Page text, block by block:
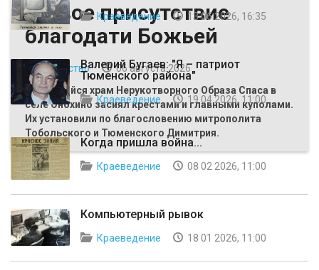
Живое присутствие
благодати Божьей
Общество
06 августа 2026
Строящийся храм Нерукотворного Образа Спаса в
селе Онохино засиял крестами и главными куполами.
Их установили по благословению митрополита
Тобольского и Тюменского Димитрия.
Краеведение 13 06 2026, 16:35
Валерий Бугаев: "Я – патриот
Тюменского района"
Краеведение 19 04 2026, 11:00
Когда пришла война...
Краеведение 08 02 2026, 11:00
Компьютерный рывок
Краеведение 18 01 2026, 11:00